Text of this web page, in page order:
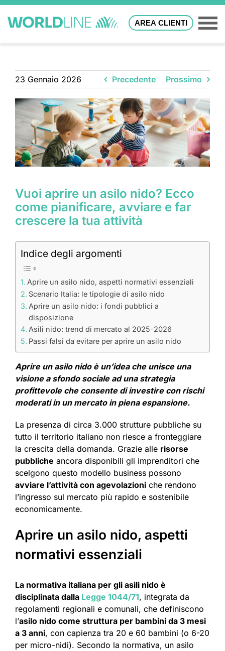
AREA CLIENTI
23 Gennaio 2026 Precedente Prossimo
Vuoi aprire un asilo nido? Ecco
come pianificare, avviare e far
crescere la tua attività
Indice degli argomenti
Aprire un asilo nido, aspetti normativi essenziali
Scenario Italia: le tipologie di asilo nido
Aprire un asilo nido: i fondi pubblici a
disposizione
Asili nido: trend di mercato al 2025-2026
Passi falsi da evitare per aprire un asilo nido
Aprire un asilo nido è un’idea che unisce una
visione a sfondo sociale ad una strategia
profittevole che consente di investire con rischi
moderati in un mercato in piena espansione.
La presenza di circa 3.000 strutture pubbliche su
tutto il territorio italiano non riesce a fronteggiare
la crescita della domanda. Grazie alle risorse
pubbliche ancora disponibili gli imprenditori che
scelgono questo modello business possono
avviare l’attività con agevolazioni che rendono
l’ingresso sul mercato più rapido e sostenibile
economicamente.
Aprire un asilo nido, aspetti
normativi essenziali
La normativa italiana per gli asili nido è
disciplinata dalla Legge 1044/71, integrata da
regolamenti regionali e comunali, che definiscono
l’asilo nido come struttura per bambini da 3 mesi
a 3 anni, con capienza tra 20 e 60 bambini (o 6-20
per micro-nidi). Secondo la normativa, un asilo